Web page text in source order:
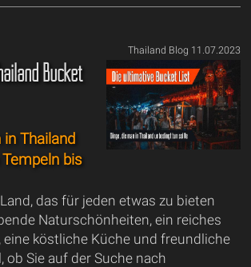
Thailand Blog 11.07.2023
Bucket
in Thailand
bis
das für jeden etwas zu bieten
Naturschönheiten, ein reiches
eine köstliche Küche und freundliche
ob Sie auf der Suche nach